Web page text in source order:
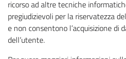
ricorso ad altre tecniche
pregiudizievoli per la riservatezza
e non consentono l’acquisizione di
dell’utente.